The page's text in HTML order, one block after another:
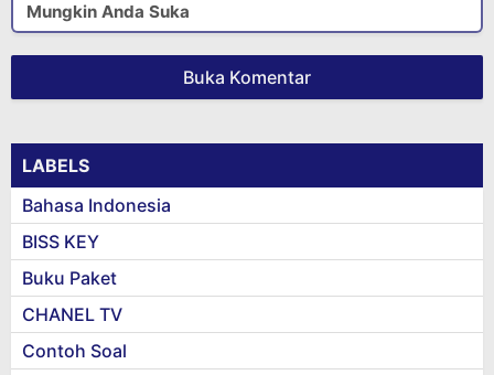
Mungkin Anda Suka
Buka Komentar
LABELS
Bahasa Indonesia
BISS KEY
Buku Paket
CHANEL TV
Contoh Soal